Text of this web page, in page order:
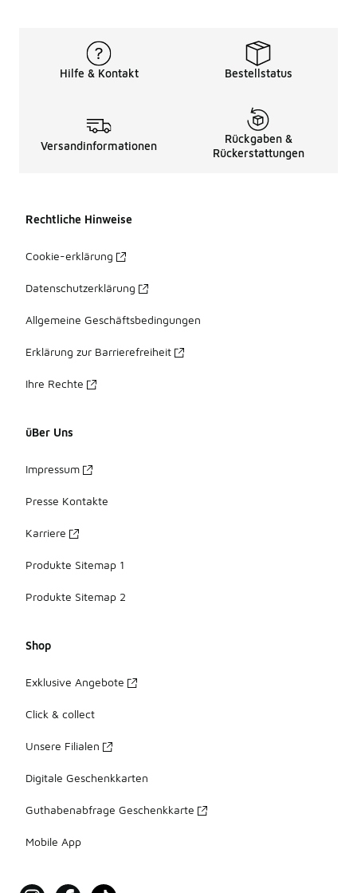
Hilfe & Kontakt Bestellstatus
Versandinformationen
Rückgaben &
Rückerstattungen
Rechtliche Hinweise
Cookie-erklärung
Datenschutzerklärung
Allgemeine Geschäftsbedingungen
Erklärung zur Barrierefreiheit
Ihre Rechte
üBer Uns
Impressum
Presse Kontakte
Karriere
Produkte Sitemap 1
Produkte Sitemap 2
Shop
Exklusive Angebote
Click & collect
Unsere Filialen
Digitale Geschenkkarten
Guthabenabfrage Geschenkkarte
Mobile App